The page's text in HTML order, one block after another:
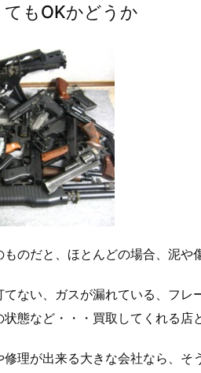
もOKかどうか
のだと、ほとんどの場合、泥や
ない、ガスが漏れている、フレ
態など・・・買取してくれる店
修理が出来る大きな会社なら、